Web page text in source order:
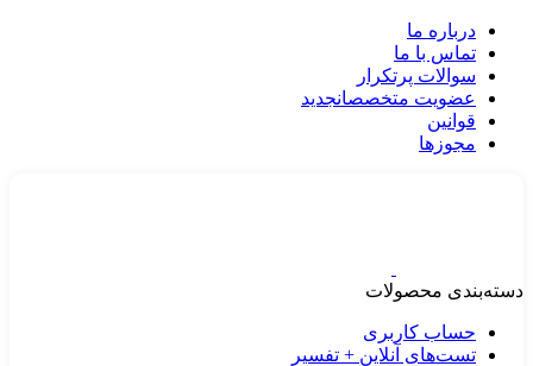
درباره ما
تماس با ما
سوالات پرتکرار
عضویت متخصصانجدید
قوانین
مجوزها
دسته‌بندی محصولات
حساب کاربری
تست‌های آنلاین + تفسیر